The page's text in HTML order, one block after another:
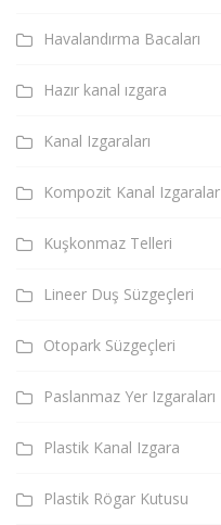
Havalandırma Bacaları
Hazır kanal ızgara
Kanal Izgaraları
Kompozit Kanal Izgaralar
Kuşkonmaz Telleri
Lineer Duş Süzgeçleri
Otopark Süzgeçleri
Paslanmaz Yer Izgaraları
Plastik Kanal Izgara
Plastik Rögar Kutusu